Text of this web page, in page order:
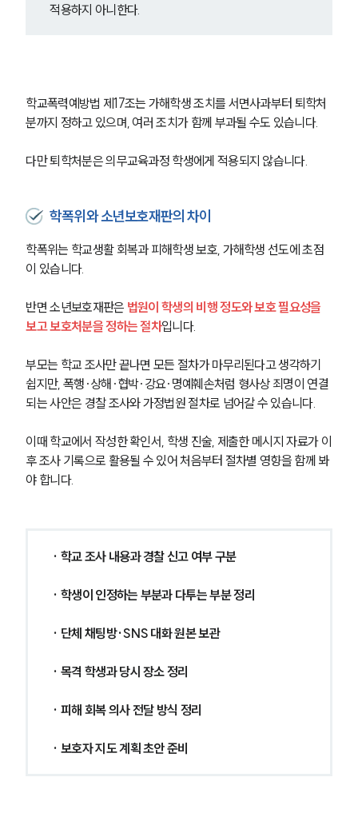
적용하지 아니한다.
학교폭력예방법 제17조는 가해학생 조치를 서면사과부터 퇴학처
분까지 정하고 있으며, 여러 조치가 함께 부과될 수도 있습니다.
다만 퇴학처분은 의무교육과정 학생에게 적용되지 않습니다.
학폭위와 소년보호재판의 차이
학폭위는 학교생활 회복과 피해학생 보호, 가해학생 선도에 초점
이 있습니다.
반면 소년보호재판은 법원이 학생의 비행 정도와 보호 필요성을
보고 보호처분을 정하는 절차입니다.
부모는 학교 조사만 끝나면 모든 절차가 마무리된다고 생각하기
쉽지만, 폭행·상해·협박·강요·명예훼손처럼 형사상 죄명이 연결
되는 사안은 경찰 조사와 가정법원 절차로 넘어갈 수 있습니다.
이때 학교에서 작성한 확인서, 학생 진술, 제출한 메시지 자료가 이
후 조사 기록으로 활용될 수 있어 처음부터 절차별 영향을 함께 봐
야 합니다.
· 학교 조사 내용과 경찰 신고 여부 구분
· 학생이 인정하는 부분과 다투는 부분 정리
· 단체 채팅방·SNS 대화 원본 보관
· 목격 학생과 당시 장소 정리
· 피해 회복 의사 전달 방식 정리
· 보호자 지도 계획 초안 준비